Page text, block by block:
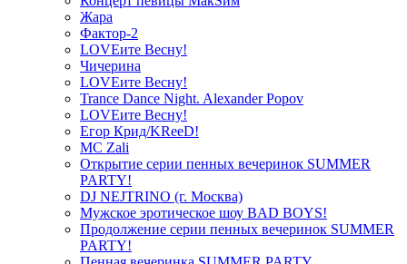
Жара
Фактор-2
LOVEите Весну!
Чичерина
LOVEите Весну!
Trance Dance Night. Alexander Popov
LOVEите Весну!
Егор Крид/KReeD!
MC Zali
Открытие серии пенных вечеринок SUMMER
PARTY!
DJ NEJTRINO (г. Москва)
Мужское эротическое шоу BAD BOYS!
Продолжение серии пенных вечеринок SUMMER
PARTY!